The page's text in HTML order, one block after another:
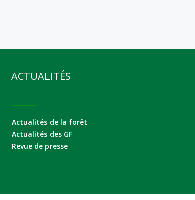
ACTUALITÉS
Actualités de la forêt
Actualités des GF
Revue de presse